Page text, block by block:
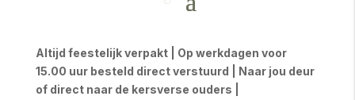
Altijd feestelijk verpakt | Op werkdagen voor
15.00 uur besteld direct verstuurd | Naar jou deur
of direct naar de kersverse ouders |